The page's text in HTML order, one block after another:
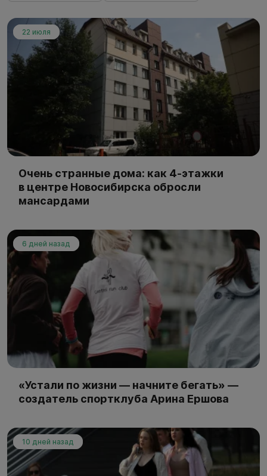
22 июля
Очень странные дома: как 4-этажки
в центре Новосибирска обросли
мансардами
6 дней назад
«Устали по жизни — начните бегать» —
создатель спортклуба Арина Ершова
10 дней назад